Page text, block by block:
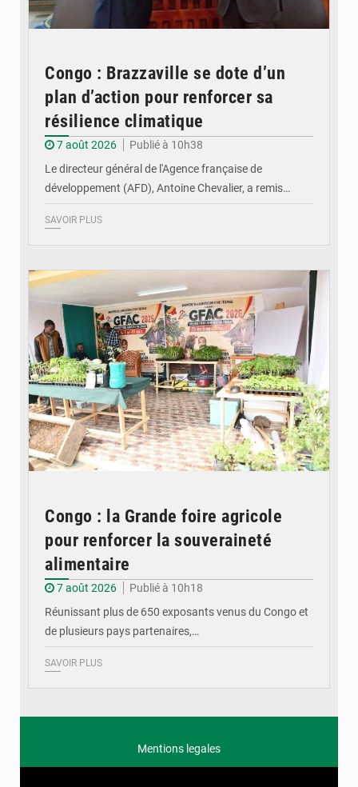
Congo : Brazzaville se dote d’un
plan d’action pour renforcer sa
résilience climatique
7 août 2026
Publié à 10h38
Le directeur général de l'Agence française de
développement (AFD), Antoine Chevalier, a remis…
SAVOIR PLUS
Congo : la Grande foire agricole
pour renforcer la souveraineté
alimentaire
7 août 2026
Publié à 10h18
Réunissant plus de 650 exposants venus du Congo et
de plusieurs pays partenaires,…
SAVOIR PLUS
Mentions legales